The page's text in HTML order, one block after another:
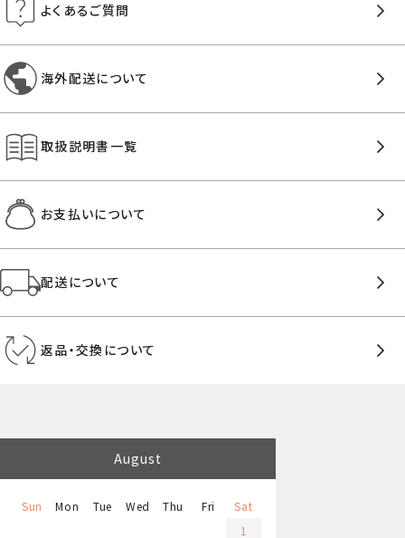
よくあるご質問
海外配送について
取扱説明書一覧
お支払いについて
配送について
返品・交換について
August
Sun Mon Tue Wed Thu Fri
Sat
1